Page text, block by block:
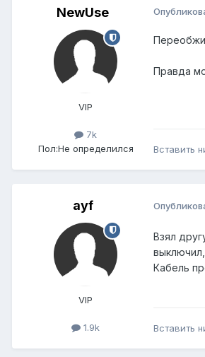
NewUse
VIP
7k
Пол:Не определился
Правда
Вставить
ayf
VIP
1.9k
Взял
Кабель
Вставить